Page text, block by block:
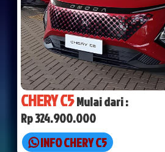
CHERY C5Mulai dari :
Rp 324.900.000
INFO CHERY C5